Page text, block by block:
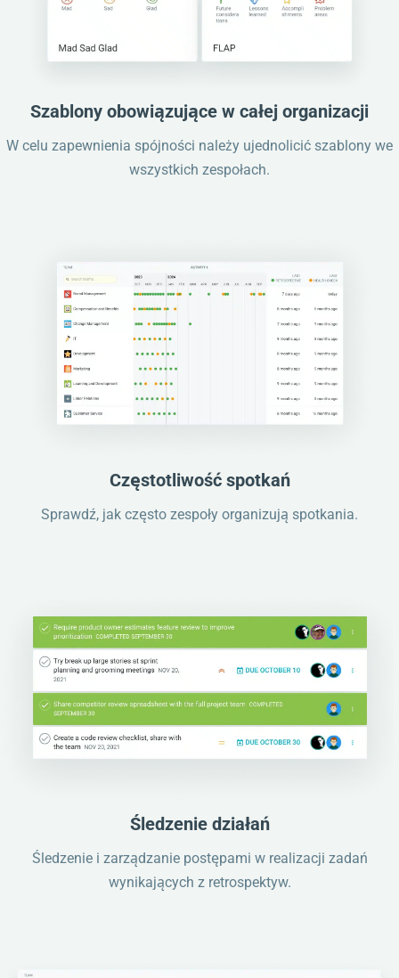
Szablony obowiązujące w całej organizacji
W celu zapewnienia spójności należy ujednolicić szablony we
wszystkich zespołach.
Częstotliwość spotkań
Sprawdź, jak często zespoły organizują spotkania.
Śledzenie działań
Śledzenie i zarządzanie postępami w realizacji zadań
wynikających z retrospektyw.